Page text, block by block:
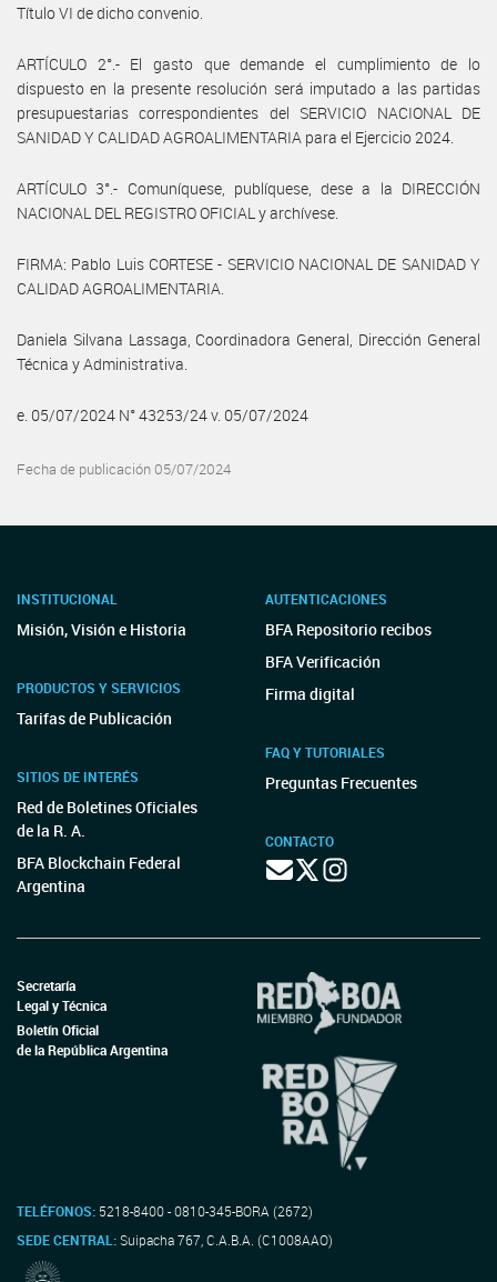
Título VI de dicho convenio.
ARTÍCULO 2°.- El gasto que demande el cumplimiento de lo
dispuesto en la presente resolución será imputado a las partidas
presupuestarias correspondientes del SERVICIO NACIONAL DE
SANIDAD Y CALIDAD AGROALIMENTARIA para el Ejercicio 2024.
ARTÍCULO 3°.- Comuníquese, publíquese, dese a la DIRECCIÓN
NACIONAL DEL REGISTRO OFICIAL y archívese.
FIRMA: Pablo Luis CORTESE - SERVICIO NACIONAL DE SANIDAD Y
CALIDAD AGROALIMENTARIA.
Daniela Silvana Lassaga, Coordinadora General, Dirección General
Técnica y Administrativa.
e. 05/07/2024 N° 43253/24 v. 05/07/2024
Fecha de publicación 05/07/2024
INSTITUCIONAL
Misión, Visión e Historia
PRODUCTOS Y SERVICIOS
Tarifas de Publicación
SITIOS DE INTERÉS
Red de Boletines Oficiales
de la R. A.
BFA Blockchain Federal
Argentina
AUTENTICACIONES
BFA Repositorio recibos
BFA Verificación
Firma digital
FAQ Y TUTORIALES
Preguntas Frecuentes
CONTACTO
Secretaría
Legal y Técnica
Boletín Oficial
de la República Argentina
TELÉFONOS: 5218-8400 - 0810-345-BORA (2672)
SEDE CENTRAL:Suipacha 767, C.A.B.A. (C1008AAO)